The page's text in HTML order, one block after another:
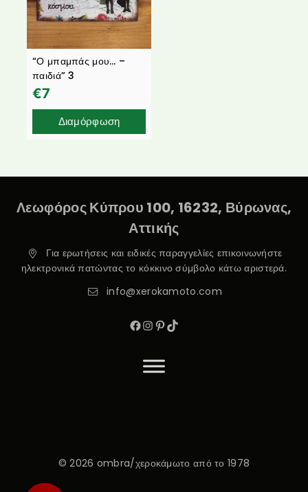
“Ο μπαμπάς μου… –
παιδιά” 3
€7
Διαμόρφωση
Λεωφόρος Κύπρου 100, 16232, Βύρωνας,
Αττικής
Για ερωτήσεις και ειδικές παραγγελίες επικοινωνήστε
ηλεκτρονικά πατώντας το κόκκινο σύμβολο κάτω αριστερά.
info@xerokamoto.com
© 2026 ombra/χεροκάμωτο από το 1978